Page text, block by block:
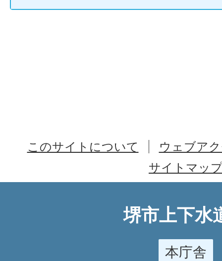
このサイトについて
ウェブア
サイトマッ
堺市上下水
本庁舎